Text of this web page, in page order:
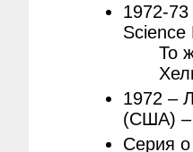
1972-
Science
То
1972 –
(США) –
Серия